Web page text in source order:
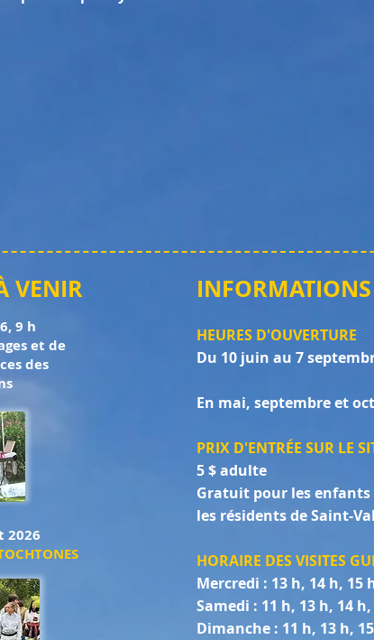
VENIR
9 h
et de
des
2026
INFORMATIO
HEURES D'OUVERTURE
Du 10 juin au 7
En mai, septembre et
PRIX D'ENTRÉE SUR LE
5 $ adulte
Gratuit pour les enfants
les résidents de Saint-
HORAIRE DES VISITES
Mercredi : 13 h, 14 h, 15
Samedi : 11 h, 13 h, 14
Dimanche : 11 h, 13 h,